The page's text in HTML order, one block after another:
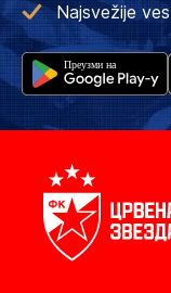
Najsvežije